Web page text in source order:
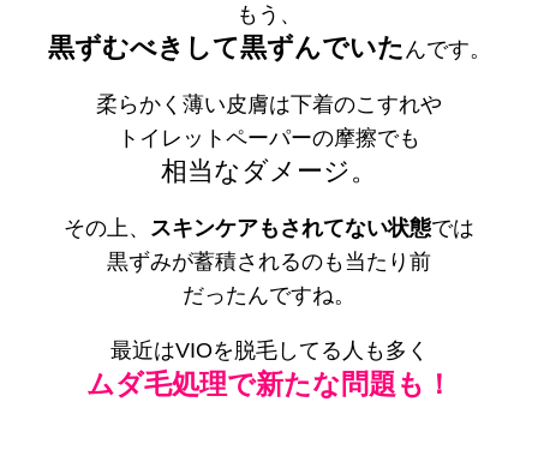
もう、
黒ずむべきして黒ずんでいた んです。
柔らかく薄い皮膚は下着のこすれや
トイレットペーパーの摩擦でも
相当なダメージ。
その上、 スキンケアもされてない状態では
黒ずみが蓄積されるのも当たり前
だったんですね。
最近はVIOを脱毛してる人も多く
ムダ毛処理で新たな問題も！